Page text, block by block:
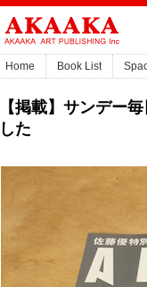
Home Book List
【掲載】サンデー
した